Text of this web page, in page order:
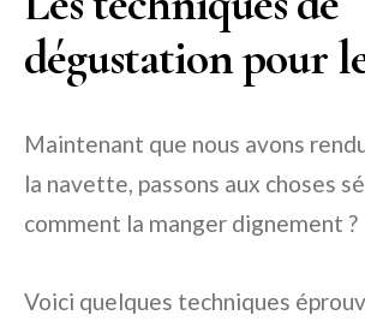
dégustation pour
Maintenant que nous avons
la navette, passons aux choses
comment la manger dignement ?
Voici quelques techniques